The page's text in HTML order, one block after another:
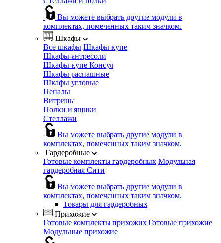
Вы можете выбрать другие модули в
комплектах, помеченных таким значком.
Шкафы
Все шкафы Шкафы-купе
Шкафы-антресоли
Шкафы-купе Консул
Шкафы распашные
Шкафы угловые
Пеналы
Витрины
Полки и ящики
Стеллажи
Вы можете выбрать другие модули в
комплектах, помеченных таким значком.
Гардеробные
Готовые комплекты гардеробных Модульная
гардеробная Сити
Вы можете выбрать другие модули в
комплектах, помеченных таким значком.
Товары для гардеробных
Прихожие
Готовые комплекты прихожих Готовые прихожие
Модульные прихожие